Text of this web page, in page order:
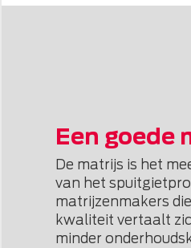
Een goede
De matrijs is het
van het
matrijzenmakers
kwaliteit vertaalt
minder